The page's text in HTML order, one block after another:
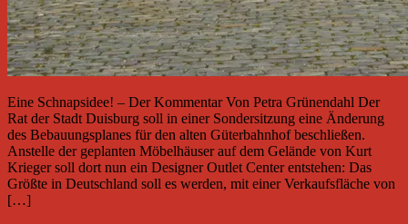
Eine Schnapsidee! – Der Kommentar Von Petra Grünendahl Der
Rat der Stadt Duisburg soll in einer Sondersitzung eine Änderung
des Bebauungsplanes für den alten Güterbahnhof beschließen.
Anstelle der geplanten Möbelhäuser auf dem Gelände von Kurt
Krieger soll dort nun ein Designer Outlet Center entstehen: Das
Größte in Deutschland soll es werden, mit einer Verkaufsfläche von
[…]